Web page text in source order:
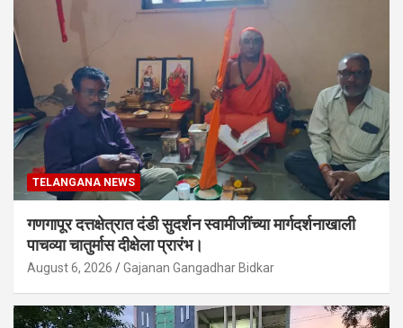
TELANGANA NEWS
गणगापूर दत्तक्षेत्रात दंडी सुदर्शन स्वामीजींच्या मार्गदर्शनाखाली
पाचव्या चातुर्मास दीक्षेला प्रारंभ।
August 6, 2026 Gajanan Gangadhar Bidkar